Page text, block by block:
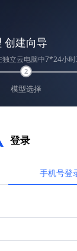
创建向导
立云电脑中7*24小时
2
模型选择
登录
手机号登